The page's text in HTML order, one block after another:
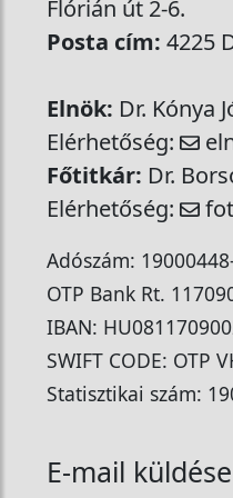
Flórián út 2-6.
Posta cím: 4225
Elnök: Dr. Kónya
Elérhetőség:
Főtitkár: Dr.
Elérhetőség:
Adószám:
OTP Bank Rt.
IBAN:
SWIFT CODE: OTP
Statisztikai szám:
E-mail küldése